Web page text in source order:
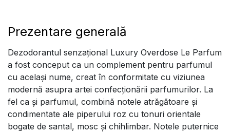
Prezentare generală
Dezodorantul senzațional Luxury Overdose Le Parfum
a fost conceput ca un complement pentru parfumul
cu același nume, creat în conformitate cu viziunea
modernă asupra artei confecționării parfumurilor. La
fel ca și parfumul, combină notele atrăgătoare și
condimentate ale piperului roz cu tonuri orientale
bogate de santal, mosc și chihlimbar. Notele puternice